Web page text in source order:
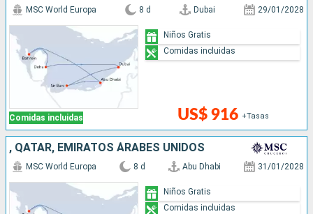
Comidas incluidas
MSC World Europa 8 d Dubai 29/01/2028
US$ 916 +Tasas
Niños Gratis
Comidas incluidas
, QATAR, EMIRATOS ÁRABES UNIDOS
MSC World Europa 8 d Abu Dhabi 31/01/2028
Niños Gratis
Comidas incluidas